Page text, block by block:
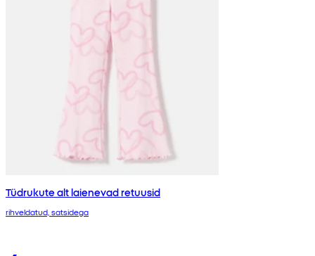
Tüdrukute alt laienevad retuusid
rihveldatud, satsidega